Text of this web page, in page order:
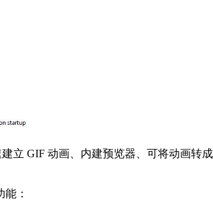
建立 GIF 动画、内建预览器、可将动画
能：